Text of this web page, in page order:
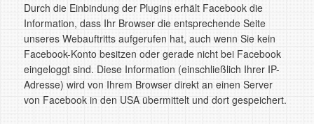
Durch die Einbindung der Plugins erhält Facebook die
Information, dass Ihr Browser die entsprechende Seite
unseres Webauftritts aufgerufen hat, auch wenn Sie kein
Facebook-Konto besitzen oder gerade nicht bei Facebook
eingeloggt sind. Diese Information (einschließlich Ihrer IP-
Adresse) wird von Ihrem Browser direkt an einen Server
von Facebook in den USA übermittelt und dort gespeichert.